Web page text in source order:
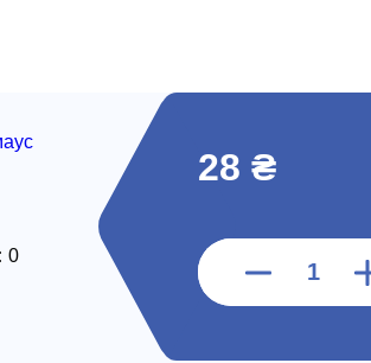
28 ₴
0